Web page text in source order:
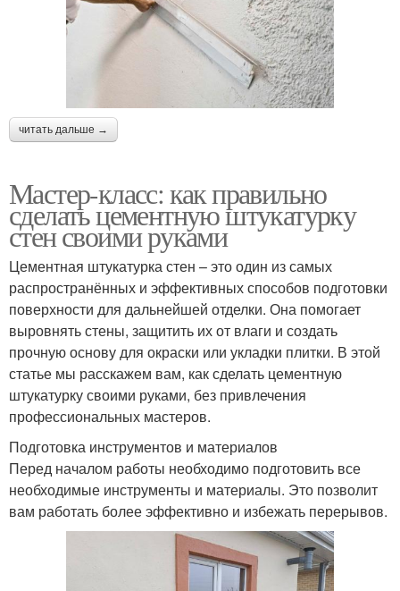
читать дальше →
Мастер-класс: как правильно
сделать цементную штукатурку
стен своими руками
Цементная штукатурка стен – это один из самых
распространённых и эффективных способов подготовки
поверхности для дальнейшей отделки. Она помогает
выровнять стены, защитить их от влаги и создать
прочную основу для окраски или укладки плитки. В этой
статье мы расскажем вам, как сделать цементную
штукатурку своими руками, без привлечения
профессиональных мастеров.
Подготовка инструментов и материалов
Перед началом работы необходимо подготовить все
необходимые инструменты и материалы. Это позволит
вам работать более эффективно и избежать перерывов.